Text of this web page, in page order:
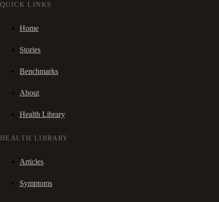
QUICK LINKS
Home
Stories
Benchmarks
About
Health Library
HEALTH LIBRARY
Articles
Symptoms